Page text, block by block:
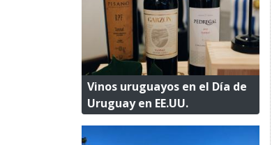
Vinos uruguayos en el Día de
Uruguay en EE.UU.